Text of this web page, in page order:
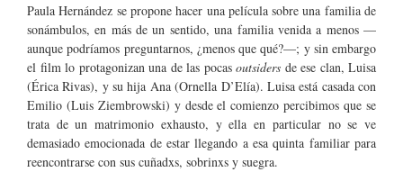
Paula Hernández se propone hacer una película sobre una familia de
sonámbulos, en más de un sentido, una familia venida a menos —
aunque podríamos preguntarnos, ¿menos que qué?—; y sin embargo
el film lo protagonizan una de las pocas outsiders de ese clan, Luisa
(Érica Rivas), y su hija Ana (Ornella D’Elía). Luisa está casada con
Emilio (Luis Ziembrowski) y desde el comienzo percibimos que se
trata de un matrimonio exhausto, y ella en particular no se ve
demasiado emocionada de estar llegando a esa quinta familiar para
reencontrarse con sus cuñadxs, sobrinxs y suegra.